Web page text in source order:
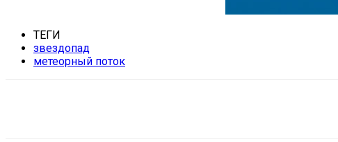
ТЕГИ
звездопад
метеорный поток